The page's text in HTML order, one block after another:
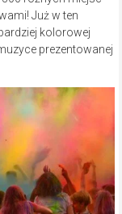
Już w ten
kolorowej
prezentowanej